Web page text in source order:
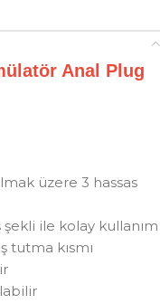
Anal Plug
üzere 3 hassas
ile kolay kullanım
tutma kısmı